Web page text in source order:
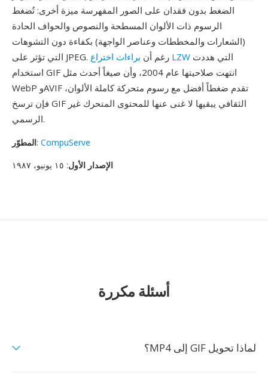
الضغط بدون فقدان على الصور المفهرسة ميزة أخرى: تُضغط
الرسوم ذات الألوان المسطحة والنصوص والحواف الحادة
(الشعارات والمخططات وعناصر الواجهة) بكفاءة دون التشوهات
التي تؤثر على JPEG. رغم أن براءات اختراع LZW
استخدام GIF انتهت صلاحيتها عام 2004، وأن صيغاً أحدث مثل
WebP وAVIF تقدم ضغطاً أفضل مع رسوم متحركة كاملة الألوان،
فإن ترسخ GIF الثقافي يبقيها لا غنى عنها للمحتوى المتحرك غير
الرسمي.
المطوّر: CompuServe
الإصدار الأول: ١٥ يونيو، ١٩٨٧
أسئلة مكررة
لماذا تحويل GIF إلى MP4؟